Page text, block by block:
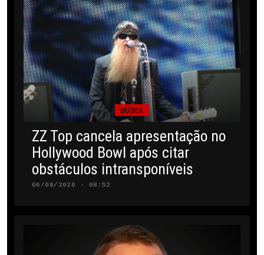
MÚSICA
ZZ Top cancela apresentação no
Hollywood Bowl após citar
obstáculos intransponíveis
06/08/2026 · 08:52